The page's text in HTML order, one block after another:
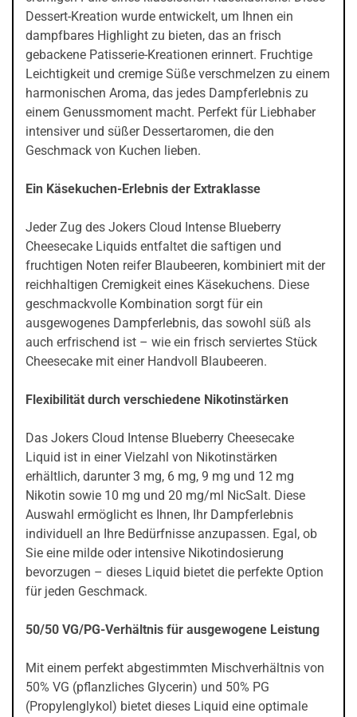
Dessert-Kreation wurde entwickelt, um Ihnen ein
dampfbares Highlight zu bieten, das an frisch
gebackene Patisserie-Kreationen erinnert. Fruchtige
Leichtigkeit und cremige Süße verschmelzen zu einem
harmonischen Aroma, das jedes Dampferlebnis zu
einem Genussmoment macht. Perfekt für Liebhaber
intensiver und süßer Dessertaromen, die den
Geschmack von Kuchen lieben.
Ein Käsekuchen-Erlebnis der Extraklasse
Jeder Zug des Jokers Cloud Intense Blueberry
Cheesecake Liquids entfaltet die saftigen und
fruchtigen Noten reifer Blaubeeren, kombiniert mit der
reichhaltigen Cremigkeit eines Käsekuchens. Diese
geschmackvolle Kombination sorgt für ein
ausgewogenes Dampferlebnis, das sowohl süß als
auch erfrischend ist – wie ein frisch serviertes Stück
Cheesecake mit einer Handvoll Blaubeeren.
Flexibilität durch verschiedene Nikotinstärken
Das Jokers Cloud Intense Blueberry Cheesecake
Liquid ist in einer Vielzahl von Nikotinstärken
erhältlich, darunter 3 mg, 6 mg, 9 mg und 12 mg
Nikotin sowie 10 mg und 20 mg/ml NicSalt. Diese
Auswahl ermöglicht es Ihnen, Ihr Dampferlebnis
individuell an Ihre Bedürfnisse anzupassen. Egal, ob
Sie eine milde oder intensive Nikotindosierung
bevorzugen – dieses Liquid bietet die perfekte Option
für jeden Geschmack.
50/50 VG/PG-Verhältnis für ausgewogene Leistung
Mit einem perfekt abgestimmten Mischverhältnis von
50% VG (pflanzliches Glycerin) und 50% PG
(Propylenglykol) bietet dieses Liquid eine optimale